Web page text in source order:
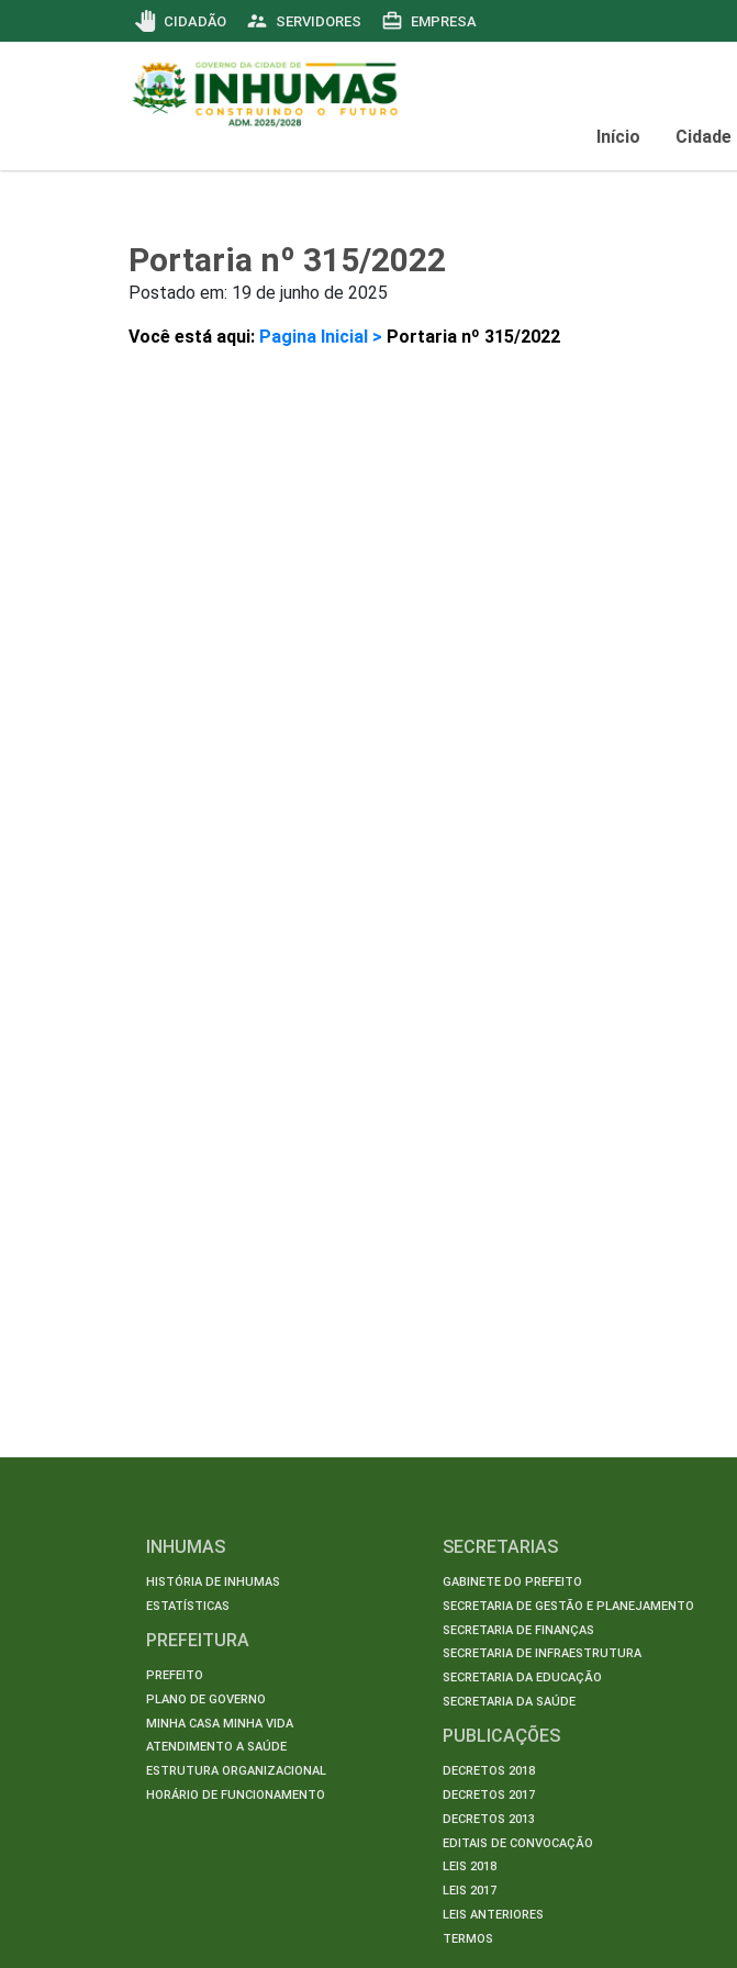
pan_tool CIDADÃO supervisor_account SERVIDORES card_travel EMPRESA
Início Cidade
Portaria nº 315/2022
Postado em: 19 de junho de 2025
Você está aqui: Pagina Inicial > Portaria nº 315/2022
INHUMAS
HISTÓRIA DE INHUMAS
ESTATÍSTICAS
PREFEITURA
PREFEITO
PLANO DE GOVERNO
MINHA CASA MINHA VIDA
ATENDIMENTO A SAÚDE
ESTRUTURA ORGANIZACIONAL
HORÁRIO DE FUNCIONAMENTO
SECRETARIAS
GABINETE DO PREFEITO
SECRETARIA DE GESTÃO E PLANEJAMENTO
SECRETARIA DE FINANÇAS
SECRETARIA DE INFRAESTRUTURA
SECRETARIA DA EDUCAÇÃO
SECRETARIA DA SAÚDE
PUBLICAÇÕES
DECRETOS 2018
DECRETOS 2017
DECRETOS 2013
EDITAIS DE CONVOCAÇÃO
LEIS 2018
LEIS 2017
LEIS ANTERIORES
TERMOS